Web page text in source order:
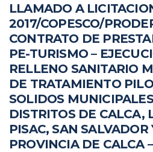
LLAMADO A
2017/COPESCO/
CONTRATO DE
PE-TURISMO –
RELLENO SANITARIO
DE TRATAMIENTO
SOLIDOS
DISTRITOS DE CALCA,
PISAC, SAN SALVADOR
PROVINCIA DE CALCA